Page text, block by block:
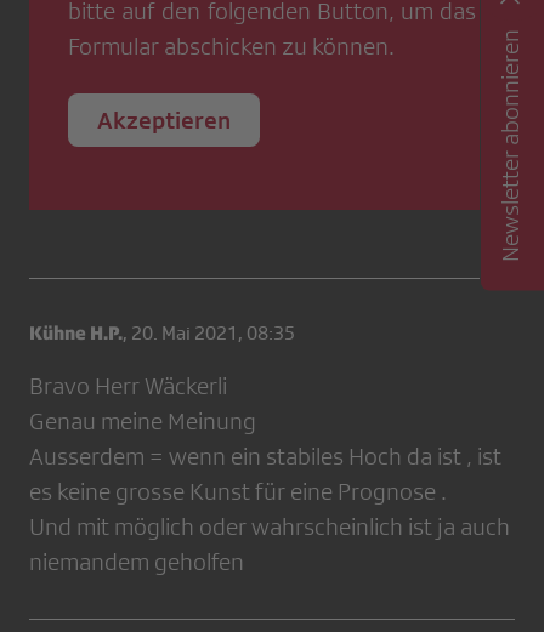
bitte auf den folgenden Button, um das
Formular abschicken zu können.
Akzeptieren
Kühne H.P., 20. Mai 2021, 08:35
Bravo Herr Wäckerli
Genau meine Meinung
Ausserdem = wenn ein stabiles Hoch da ist , ist
es keine grosse Kunst für eine Prognose .
Und mit möglich oder wahrscheinlich ist ja auch
niemandem geholfen
Newsletter abonnieren